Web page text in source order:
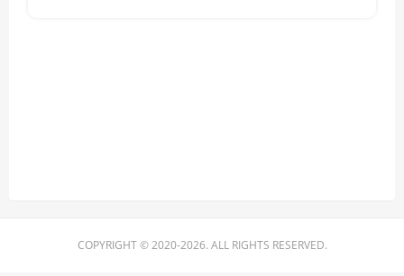
COPYRIGHT © 2020-2026. ALL RIGHTS RESERVED.